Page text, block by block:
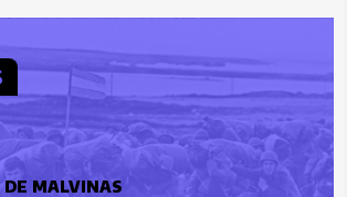
DE MALVINAS